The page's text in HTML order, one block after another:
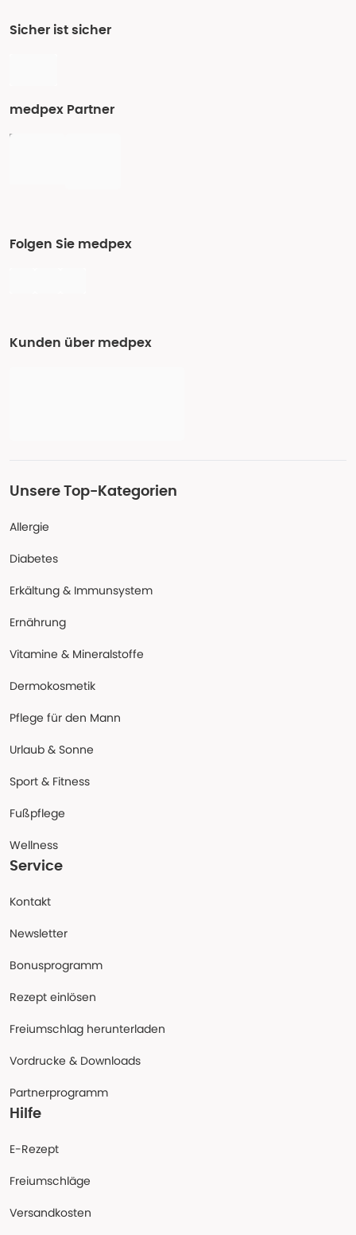
Sicher ist sicher
medpex Partner
Folgen Sie medpex
Kunden über medpex
Unsere Top-Kategorien
Allergie
Diabetes
Erkältung & Immunsystem
Ernährung
Vitamine & Mineralstoffe
Dermokosmetik
Pflege für den Mann
Urlaub & Sonne
Sport & Fitness
Fußpflege
Wellness
Service
Kontakt
Newsletter
Bonusprogramm
Rezept einlösen
Freiumschlag herunterladen
Vordrucke & Downloads
Partnerprogramm
Hilfe
E-Rezept
Freiumschläge
Versandkosten